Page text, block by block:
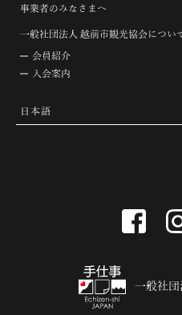
事業者のみなさまへ
一般社団法人 越前市観光協会につい
会員紹介
入会案内
一般社